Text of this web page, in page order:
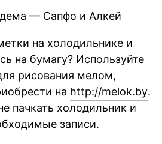
— Сапфо и Алкей
на холодильнике и
на бумагу? Используйте
рисования мелом,
на http://melok.by.
пачкать холодильник и
записи.